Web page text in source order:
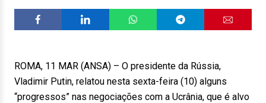
ROMA, 11 MAR (ANSA) – O presidente da Rússia,
Vladimir Putin, relatou nesta sexta-feira (10) alguns
“progressos” nas negociações com a Ucrânia, que é alvo